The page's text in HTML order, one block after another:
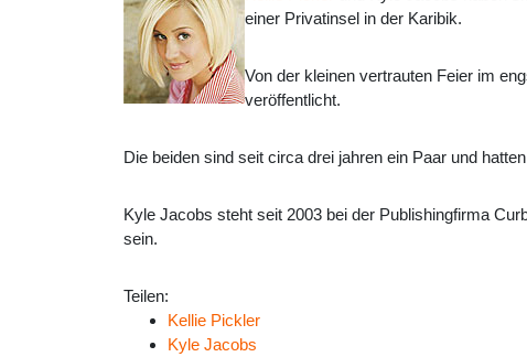
einer Privatinsel in der Karibik.
Von der kleinen vertrauten Feier im
veröffentlicht.
Die beiden sind seit circa drei jahren ein Paar und
Kyle Jacobs steht seit 2003 bei der Publishingfirma
sein.
Teilen:
Kellie Pickler
Kyle Jacobs